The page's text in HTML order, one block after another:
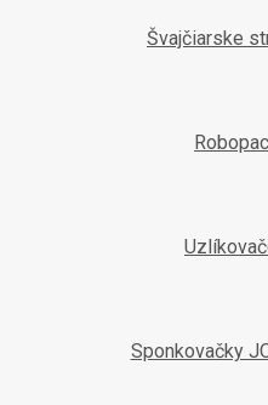
Švajčiarske
Sponkovačky